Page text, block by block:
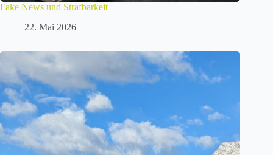
Fake News und Strafbarkeit
22. Mai 2026